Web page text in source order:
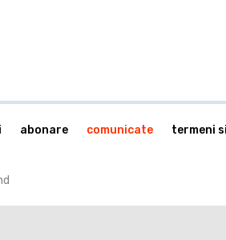
abonare comunicate termeni